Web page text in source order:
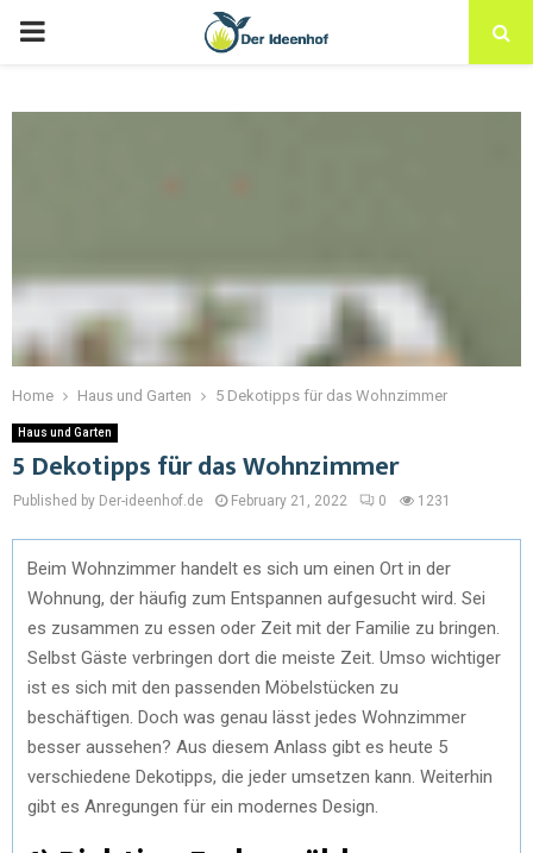
Home Haus und Garten 5 Dekotipps für das Wohnzimmer
Haus und Garten
5 Dekotipps für das Wohnzimmer
Published by Der-ideenhof.de February 21, 2022 0 1231
Beim Wohnzimmer handelt es sich um einen Ort in der
Wohnung, der häufig zum Entspannen aufgesucht wird. Sei
es zusammen zu essen oder Zeit mit der Familie zu bringen.
Selbst Gäste verbringen dort die meiste Zeit. Umso wichtiger
ist es sich mit den passenden Möbelstücken zu
beschäftigen. Doch was genau lässt jedes Wohnzimmer
besser aussehen? Aus diesem Anlass gibt es heute 5
verschiedene Dekotipps, die jeder umsetzen kann. Weiterhin
gibt es Anregungen für ein modernes Design.